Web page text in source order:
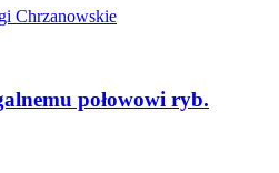
Chrzanowskie
połowowi ryb.